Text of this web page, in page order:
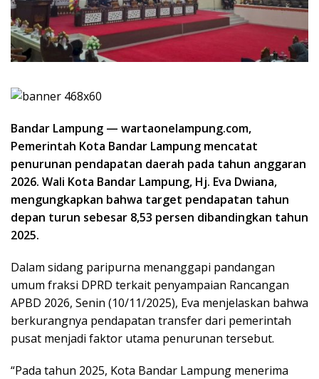
Bandar Lampung — wartaonelampung.com,
Pemerintah Kota Bandar Lampung mencatat
penurunan pendapatan daerah pada tahun anggaran
2026. Wali Kota Bandar Lampung, Hj. Eva Dwiana,
mengungkapkan bahwa target pendapatan tahun
depan turun sebesar 8,53 persen dibandingkan tahun
2025.
Dalam sidang paripurna menanggapi pandangan
umum fraksi DPRD terkait penyampaian Rancangan
APBD 2026, Senin (10/11/2025), Eva menjelaskan bahwa
berkurangnya pendapatan transfer dari pemerintah
pusat menjadi faktor utama penurunan tersebut.
“Pada tahun 2025, Kota Bandar Lampung menerima